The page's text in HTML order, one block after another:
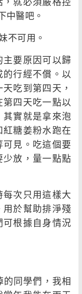
中醫吧。
不可用。
要原因可以歸
行經不償。以
吃到第四天，
四天吃一點以
實就是拿來泡
糖姜粉水跑在
見。吃這個要
放，量一點點
次只用這樣大
於幫助排淨殘
根據自身情況
同學們，我相